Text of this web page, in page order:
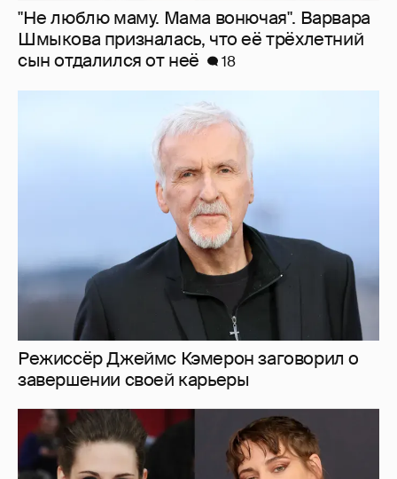
Режиссёр Джеймс Кэмерон заговорил о
завершении своей карьеры
"Вызывает сочувствие". В сети обсуждают